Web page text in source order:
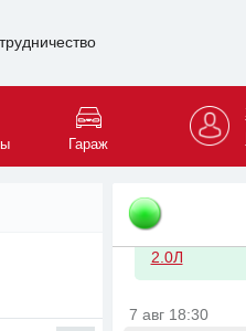
Гараж
Запрос
передний
(XWEG34*****)
-HYUNDAI/
2.0Л
7 авг 18:30